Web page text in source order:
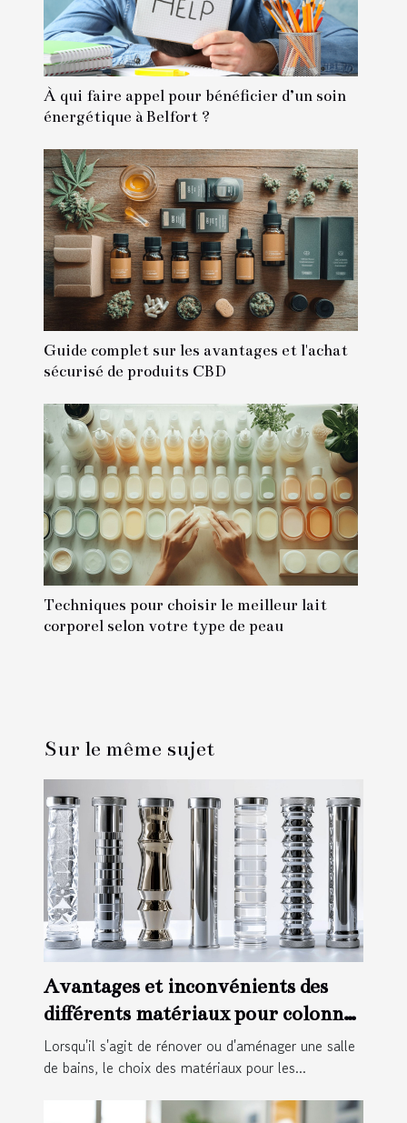
À qui faire appel pour bénéficier d’un soin
énergétique à Belfort ?
Guide complet sur les avantages et l'achat
sécurisé de produits CBD
Techniques pour choisir le meilleur lait
corporel selon votre type de peau
Sur le même sujet
Avantages et inconvénients des
différents matériaux pour colonnes
de douche
Lorsqu'il s'agit de rénover ou d'aménager une salle
de bains, le choix des matériaux pour les...